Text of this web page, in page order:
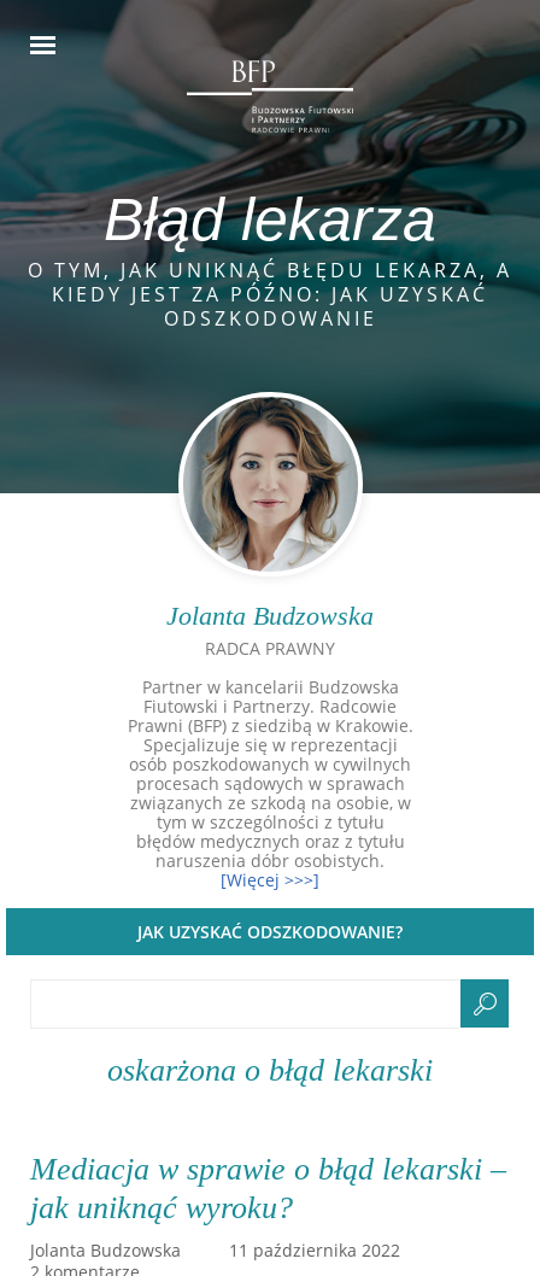
Błąd lekarza
O TYM, JAK UNIKNĄĆ BŁĘDU LEKARZA, A
KIEDY JEST ZA PÓŹNO: JAK UZYSKAĆ
ODSZKODOWANIE
Jolanta Budzowska
RADCA PRAWNY
Partner w kancelarii Budzowska
Fiutowski i Partnerzy. Radcowie
Prawni (BFP) z siedzibą w Krakowie.
Specjalizuje się w reprezentacji
osób poszkodowanych w cywilnych
procesach sądowych w sprawach
związanych ze szkodą na osobie, w
tym w szczególności z tytułu
błędów medycznych oraz z tytułu
naruszenia dóbr osobistych.
[Więcej >>>]
JAK UZYSKAĆ ODSZKODOWANIE?
oskarżona o błąd lekarski
Mediacja w sprawie o błąd lekarski –
jak uniknąć wyroku?
Jolanta Budzowska
11 października 2022